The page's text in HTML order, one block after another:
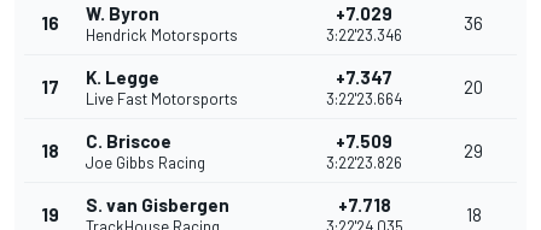
16 W. Byron
Hendrick Motorsports
+7.029
3:22'23.346
36
17 K. Legge
Live Fast Motorsports
+7.347
3:22'23.664
20
18 C. Briscoe
Joe Gibbs Racing
+7.509
3:22'23.826
29
19 S. van Gisbergen +7.718 18